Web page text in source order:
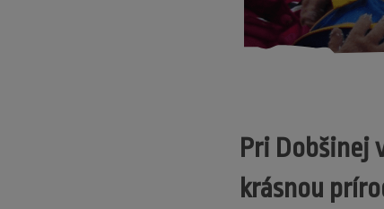
Pri Dobšinej
krásnou